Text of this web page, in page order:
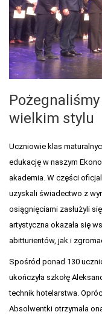
wielkim stylu
Uczniowie klas
edukację w naszym
akademia. W części
uzyskali świadectwo z
osiągnięciami zasłużyli
artystyczna okazała się
abitturientów, jak i
Spośród ponad 130
ukończyła szkołę
technik hotelarstwa.
Absolwentki otrzymała